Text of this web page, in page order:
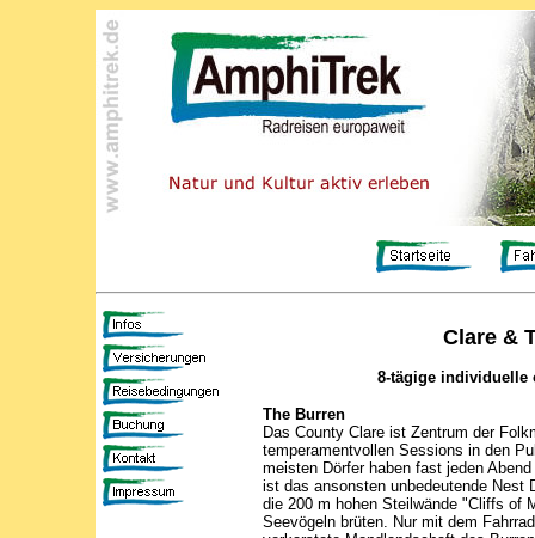
Clare &
8-tägige individuelle
The Burren
Das County Clare ist Zentrum der
temperamentvollen Sessions in den
meisten Dörfer haben fast jeden
ist das ansonsten unbedeutende Nest
die 200 m hohen Steilwände "Cliffs of
Seevögeln brüten. Nur mit dem